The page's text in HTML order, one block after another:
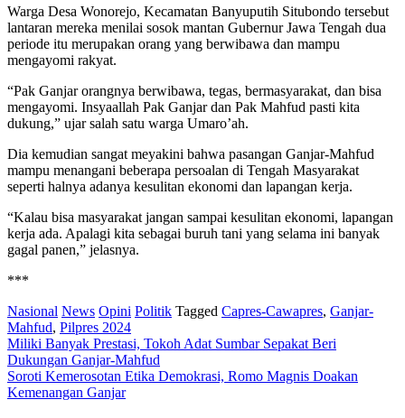
Warga Desa Wonorejo, Kecamatan Banyuputih Situbondo tersebut
lantaran mereka menilai sosok mantan Gubernur Jawa Tengah dua
periode itu merupakan orang yang berwibawa dan mampu
mengayomi rakyat.
“Pak Ganjar orangnya berwibawa, tegas, bermasyarakat, dan bisa
mengayomi. Insyaallah Pak Ganjar dan Pak Mahfud pasti kita
dukung,” ujar salah satu warga Umaro’ah.
Dia kemudian sangat meyakini bahwa pasangan Ganjar-Mahfud
mampu menangani beberapa persoalan di Tengah Masyarakat
seperti halnya adanya kesulitan ekonomi dan lapangan kerja.
“Kalau bisa masyarakat jangan sampai kesulitan ekonomi, lapangan
kerja ada. Apalagi kita sebagai buruh tani yang selama ini banyak
gagal panen,” jelasnya.
***
Nasional News Opini Politik Tagged Capres-Cawapres, Ganjar-
Mahfud, Pilpres 2024
Post
navigation
Miliki Banyak Prestasi, Tokoh Adat Sumbar Sepakat Beri
Dukungan Ganjar-Mahfud
Soroti Kemerosotan Etika Demokrasi, Romo Magnis Doakan
Kemenangan Ganjar